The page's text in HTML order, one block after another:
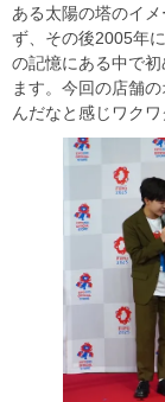
ある太陽の塔のイ
ず、その後2005年
の記憶にある中で
ます。今回の店舗
んだなと感じワクワ